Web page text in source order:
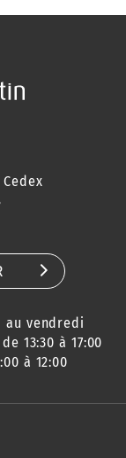
au vendredi
13:30 à 17:00
à 12:00